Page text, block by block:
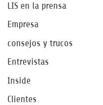
LIS en la prensa
Empresa
consejos y trucos
Entrevistas
Inside
Clientes